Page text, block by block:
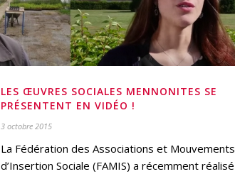
LES ŒUVRES SOCIALES MENNONITES SE
PRÉSENTENT EN VIDÉO !
3 octobre 2015
La Fédération des Associations et Mouvements
d’Insertion Sociale (FAMIS) a récemment réalisé